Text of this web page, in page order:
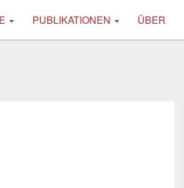
PUBLIKATIONEN ÜBER